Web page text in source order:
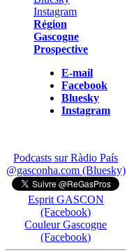
Région
Gascogne
Prospective
E-mail
Facebook
Bluesky
Instagram
Podcasts sur Ràdio País
@gasconha.com (Bluesky)
Esprit GASCON
(Facebook)
Couleur Gascogne
(Facebook)